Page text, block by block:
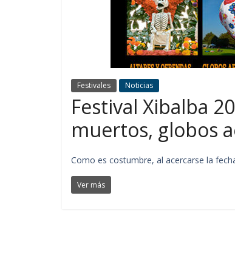
Festivales Noticias
Festival Xibalba
muertos, globos
Como es costumbre, al acercarse la
Ver más